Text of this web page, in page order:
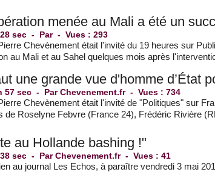
menée au Mali a été un
sec - Par -Vues : 293
Chevènement était l'invité du 19 heures sur
au Mali et au Sahel quelques mois après
une grande vue d'homme d’État
57 sec - Par Chevenement.fr-Vues : 734
Chevènement était l'invité de "Politiques" sur
de Roselyne Febvre (France 24), Frédéric Rivière
au Hollande bashing !"
sec - Par Chevenement.fr-Vues : 41
au journal Les Echos, à paraître vendredi 3 mai